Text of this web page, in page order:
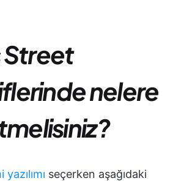
Street
nelere
seçerken aşağıdaki